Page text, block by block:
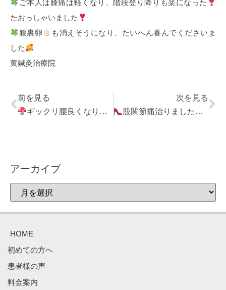
ご本人は膝痛は軽くなり、階段登り降りも楽になった
たおっしゃいました
膝裏卵
も消えそうになり、たいへん喜んでくださいま
した
黄鍼灸治療院
前を見る
ギックリ腰良くなり仕事復帰
次を見る
股関節痛治りました
アーカイブ
HOME
初めての方へ
患者様の声
料金案内